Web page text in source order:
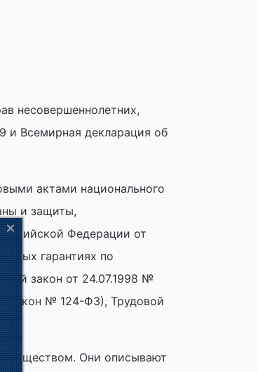
несовершеннолетних,
и Всемирная декларация об
актами национального
и защиты,
Федерации от
гарантиях по
закон от 24.07.1998 №
закон № 124-ФЗ), Трудовой
обществом. Они описывают
×